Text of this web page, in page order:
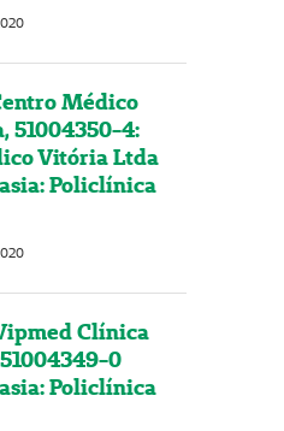
Médico
51004350-4:
Vitória Ltda
Policlínica
Clínica
0
Policlínica